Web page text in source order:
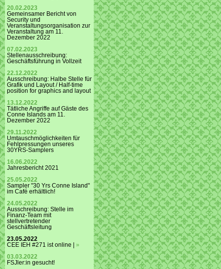
20.02.2023
Gemeinsamer Bericht von
Security und
Veranstaltungsorganisation zur
Veranstaltung am 11.
Dezember 2022
07.02.2023
Stellenausschreibung:
Geschäftsführung in Vollzeit
22.12.2022
Ausschreibung: Halbe Stelle für
Grafik und Layout / Half-time
position for graphics and layout
13.12.2022
Tätliche Angriffe auf Gäste des
Conne Islands am 11.
Dezember 2022
29.11.2022
Umtauschmöglichkeiten für
Fehlpressungen unseres
30YRS-Samplers
16.06.2022
Jahresbericht 2021
25.05.2022
Sampler "30 Yrs Conne Island"
im Café erhältlich!
24.05.2022
Ausschreibung: Stelle im
Finanz-Team mit
stellvertretender
Geschäftsleitung
23.05.2022
CEE IEH #271 ist online | »
03.03.2022
FSJler:in gesucht!